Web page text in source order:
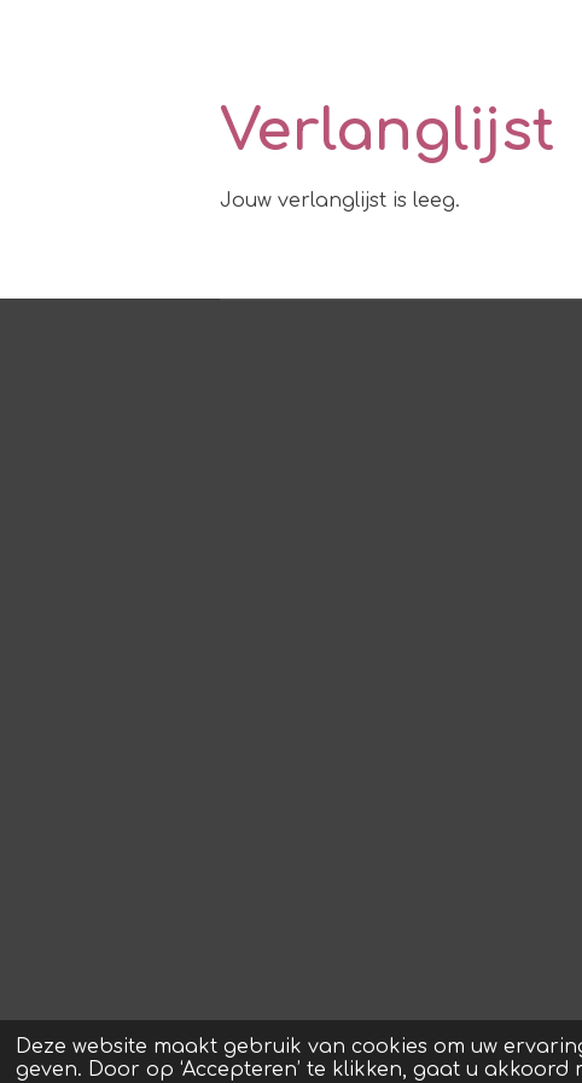
Deze website maakt gebruik van cookies om uw
geven. Door op ‘Accepteren’ te klikken, gaat u
Verlanglijst
Jouw verlanglijst is leeg.